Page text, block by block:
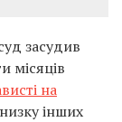
засудив
місяців
на
інших